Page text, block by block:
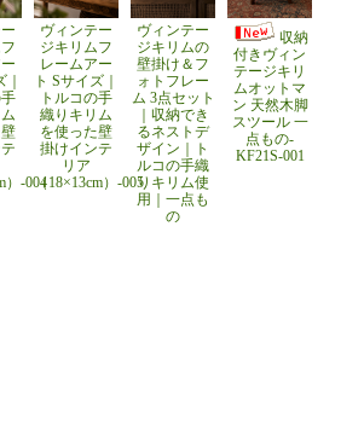
｜
）-004
ヴィンテー
ジキリムフ
レームアー
ト Sサイズ｜
トルコの手
織りキリム
を使った壁
掛けインテ
リア
（18×13cm）-005
ヴィンテー
ジキリムの
壁掛け＆フ
ォトフレー
ム 3点セット
｜収納でき
るネストデ
ザイン｜ト
ルコの手織
りキリム使
用｜一点も
の
収納
付きヴィン
テージキリ
ムオットマ
ン 天然木脚
スツール 一
点もの-
KF21S-001